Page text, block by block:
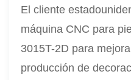
El cliente
máquina CNC para
3015T-2D para
producción de